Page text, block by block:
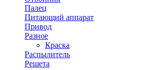
Палец
Питающий аппарат
Привод
Разное
Краска
Распылитель
Решета